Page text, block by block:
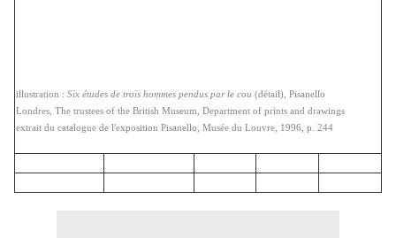
illustration : Six études de trois hommes pendus par le cou (détail), Pisanello
Londres, The trustees of the British Museum, Department of prints and drawings
extrait du catalogue de l'exposition Pisanello, Musée du Louvre, 1996, p. 244